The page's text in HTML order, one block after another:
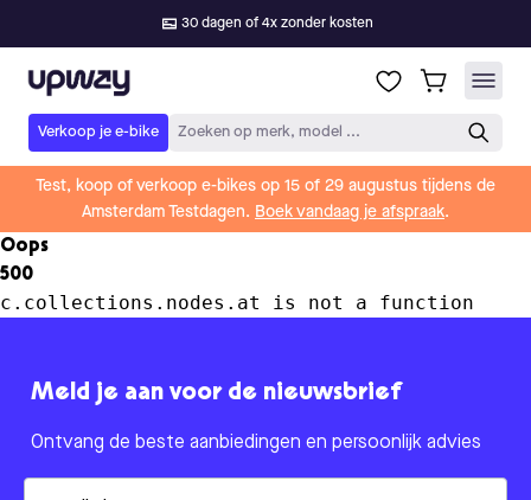
30 dagen of 4x zonder kosten
Upway
Verkoop je e-bike Zoeken op merk, model ...
Test, koop of verkoop e-bikes op 15 of 29 augustus tijdens de
Amsterdam Testdagen. Boek vandaag je afspraak.
Oops
500
c.collections.nodes.at is not a function
Meld je aan voor de nieuwsbrief
Ontvang de beste aanbiedingen en persoonlijk advies